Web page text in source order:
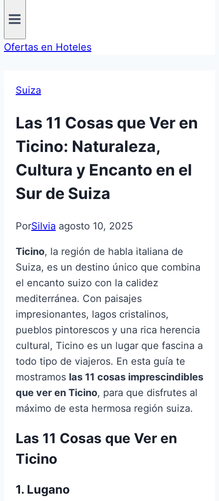
Ofertas en Hoteles
Suiza
Las 11 Cosas que Ver en
Ticino: Naturaleza,
Cultura y Encanto en el
Sur de Suiza
PorSilvia agosto 10, 2025
Ticino, la región de habla italiana de
Suiza, es un destino único que combina
el encanto suizo con la calidez
mediterránea. Con paisajes
impresionantes, lagos cristalinos,
pueblos pintorescos y una rica herencia
cultural, Ticino es un lugar que fascina a
todo tipo de viajeros. En esta guía te
mostramos las 11 cosas imprescindibles
que ver en Ticino, para que disfrutes al
máximo de esta hermosa región suiza.
Las 11 Cosas que Ver en
Ticino
1. Lugano